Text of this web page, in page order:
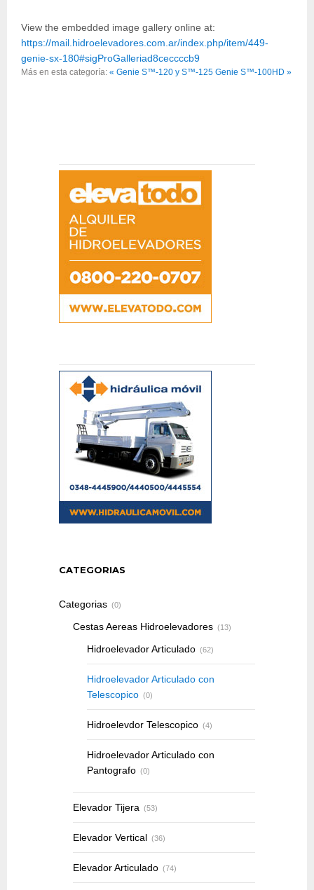
View the embedded image gallery online at:
https://mail.hidroelevadores.com.ar/index.php/item/449-
genie-sx-180#sigProGalleriad8ceccccb9
Más en esta categoría: « Genie S™-120 y S™-125 Genie S™-100HD »
CATEGORIAS
Categorias (0)
Cestas Aereas Hidroelevadores (13)
Hidroelevador Articulado (62)
Hidroelevador Articulado con
Telescopico (0)
Hidroelevdor Telescopico (4)
Hidroelevador Articulado con
Pantografo (0)
Elevador Tijera (53)
Elevador Vertical (36)
Elevador Articulado (74)